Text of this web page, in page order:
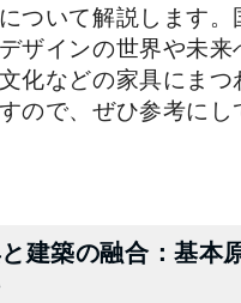
ついて解説します。
ザインの世界や未来
化などの家具にまつ
ので、ぜひ参考にし
建築の融合：基本